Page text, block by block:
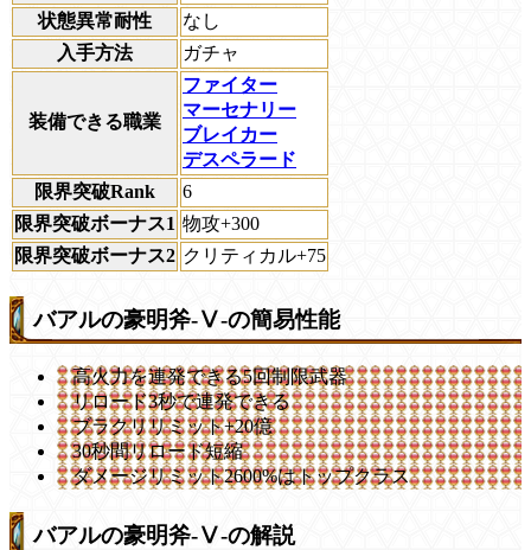
状態異常耐性
なし
入手方法
ガチャ
装備できる職業
ファイター
マーセナリー
ブレイカー
デスペラード
限界突破Rank
6
限界突破ボーナス1 物攻+300
限界突破ボーナス2 クリティカル+75
バアルの豪明斧-Ⅴ-の簡易性能
高火力を連発できる5回制限武器
リロード3秒で連発できる
ブラクリリミット+20億
30秒間リロード短縮
ダメージリミット2600%はトップクラス
バアルの豪明斧-Ⅴ-の解説